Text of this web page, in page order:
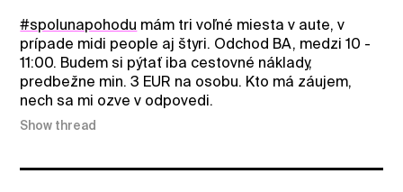
#spolunapohodu mám tri voľné miesta v aute, v
prípade midi people aj štyri. Odchod BA, medzi 10 -
11:00. Budem si pýtať iba cestovné náklady,
predbežne min. 3 EUR na osobu. Kto má záujem,
nech sa mi ozve v odpovedi.
Show thread